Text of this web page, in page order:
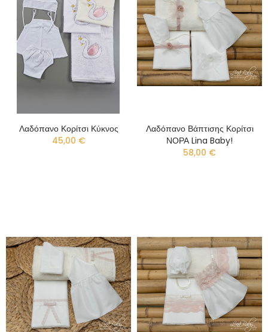
Λαδόπανο Κορίτσι Κύκνος
45,00 €
Λαδόπανο Βάπτισης Κορίτσι
ΝΟΡΑ Lina Baby!
58,00 €